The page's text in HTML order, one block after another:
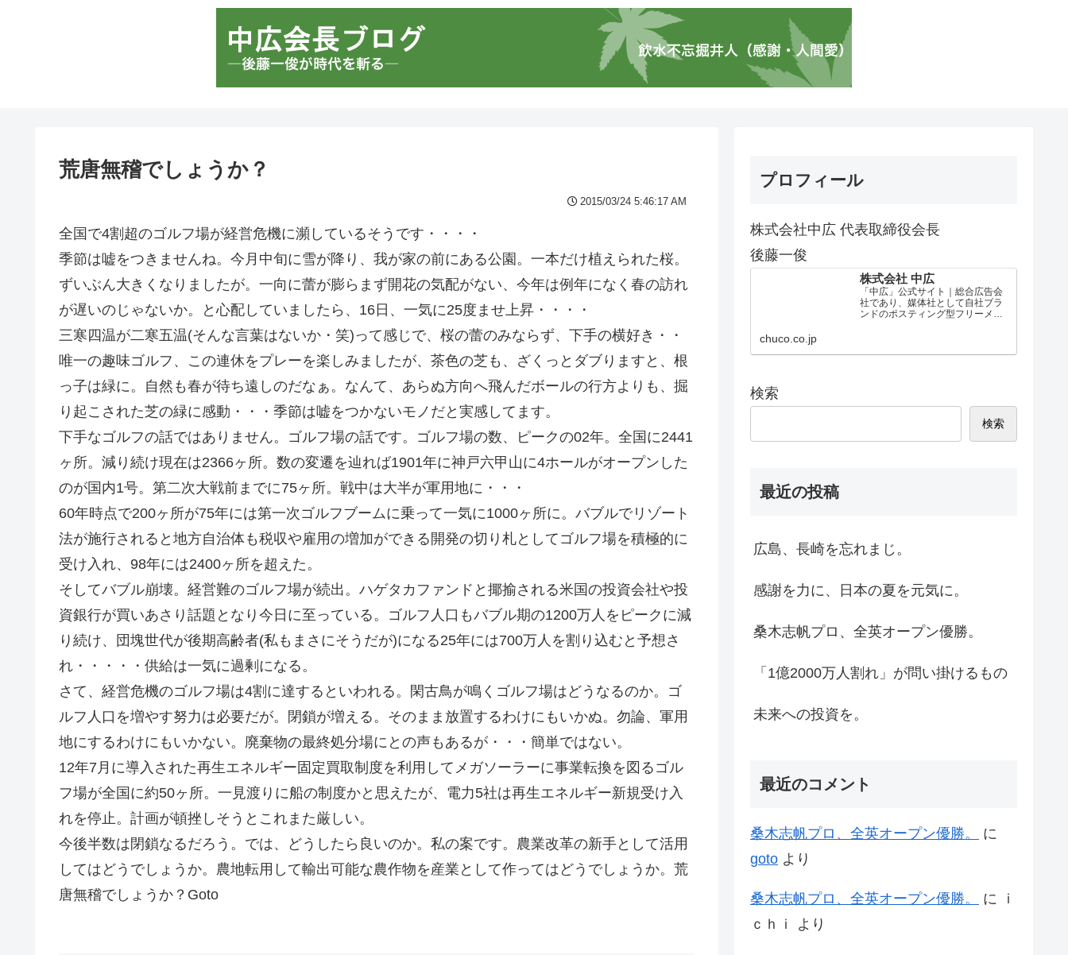
荒唐無稽でしょうか？
2015/03/24 5:46:17 AM
全国で4割超のゴルフ場が経営危機に瀕しているそうです・・・・
季節は嘘をつきませんね。今月中旬に雪が降り、我が家の前にある公園。一本だけ植えられた桜。
ずいぶん大きくなりましたが。一向に蕾が膨らまず開花の気配がない、今年は例年になく春の訪れ
が遅いのじゃないか。と心配していましたら、16日、一気に25度ませ上昇・・・・
三寒四温が二寒五温(そんな言葉はないか・笑)って感じで、桜の蕾のみならず、下手の横好き・・
唯一の趣味ゴルフ、この連休をプレーを楽しみましたが、茶色の芝も、ざくっとダブりますと、根
っ子は緑に。自然も春が待ち遠しのだなぁ。なんて、あらぬ方向へ飛んだボールの行方よりも、掘
り起こされた芝の緑に感動・・・季節は嘘をつかないモノだと実感してます。
下手なゴルフの話ではありません。ゴルフ場の話です。ゴルフ場の数、ピークの02年。全国に2441
ヶ所。減り続け現在は2366ヶ所。数の変遷を辿れば1901年に神戸六甲山に4ホールがオープンした
のが国内1号。第二次大戦前までに75ヶ所。戦中は大半が軍用地に・・・
60年時点で200ヶ所が75年には第一次ゴルフブームに乗って一気に1000ヶ所に。バブルでリゾート
法が施行されると地方自治体も税収や雇用の増加ができる開発の切り札としてゴルフ場を積極的に
受け入れ、98年には2400ヶ所を超えた。
そしてバブル崩壊。経営難のゴルフ場が続出。ハゲタカファンドと揶揄される米国の投資会社や投
資銀行が買いあさり話題となり今日に至っている。ゴルフ人口もバブル期の1200万人をピークに減
り続け、団塊世代が後期高齢者(私もまさにそうだが)になる25年には700万人を割り込むと予想さ
れ・・・・・供給は一気に過剰になる。
さて、経営危機のゴルフ場は4割に達するといわれる。閑古鳥が鳴くゴルフ場はどうなるのか。ゴ
ルフ人口を増やす努力は必要だが。閉鎖が増える。そのまま放置するわけにもいかぬ。勿論、軍用
地にするわけにもいかない。廃棄物の最終処分場にとの声もあるが・・・簡単ではない。
12年7月に導入された再生エネルギー固定買取制度を利用してメガソーラーに事業転換を図るゴル
フ場が全国に約50ヶ所。一見渡りに船の制度かと思えたが、電力5社は再生エネルギー新規受け入
れを停止。計画が頓挫しそうとこれまた厳しい。
今後半数は閉鎖なるだろう。では、どうしたら良いのか。私の案です。農業改革の新手として活用
してはどうでしょうか。農地転用して輸出可能な農作物を産業として作ってはどうでしょうか。荒
唐無稽でしょうか？Goto
プロフィール
株式会社中広 代表取締役会長
後藤一俊
株式会社 中広
「中広」公式サイト｜総合広告会
社であり、媒体社として自社ブラ
ンドのポスティング型フリーメデ
chuco.co.jp
検索
検索
最近の投稿
広島、長崎を忘れまじ。
感謝を力に、日本の夏を元気に。
桑木志帆プロ、全英オープン優勝。
「1億2000万人割れ」が問い掛けるもの
未来への投資を。
最近のコメント
桑木志帆プロ、全英オープン優勝。
に
goto より
桑木志帆プロ、全英オープン優勝。 に
ｉ
ｃｈｉ
より